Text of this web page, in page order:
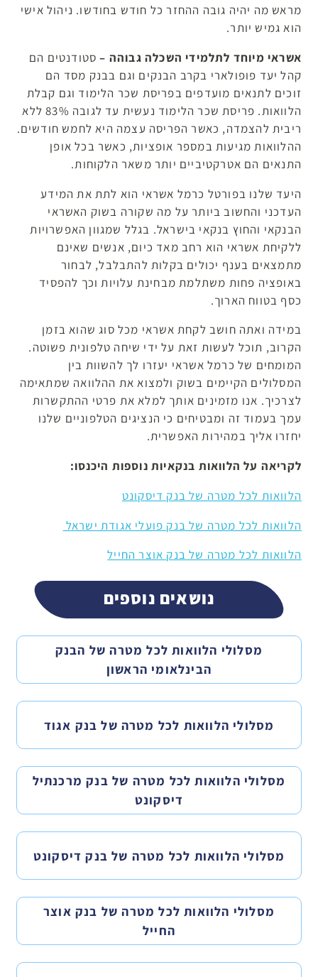
מראש מה יהיה גובה ההחזר כל חודש בחודשו. ניהול אישי
הוא גמיש יותר.
אשראי מיוחד לתלמידי השכלה גבוהה – סטודנטים הם
קהל יעד פופולארי בקרב הבנקים וגם בבנק מסד הם
זוכים לתנאים מועדפים בפריסת שכר הלימוד וגם קבלת
הלוואות. פריסת שכר הלימוד נעשית עד לגובה 83% ללא
ריבית להצמדה, כאשר הפריסה עצמה היא לחמש חודשים.
ההלוואות מגיעות במספר אופציות, כאשר בכל אופן
התנאים הם אטרקטיביים יותר משאר הלקוחות.
היעד שלנו בפורטל כרמל אשראי הוא לתת את המידע
העדכני והחשוב ביותר על מה שקורה בשוק האשראי
הבנקאי והחוץ בנקאי בישראל. בגלל שמגוון האפשרויות
ללקיחת אשראי הוא רחב מאד כיום, אנשים שאינם
מתמצאים בענף יכולים בקלות להתבלבל, לבחור
באופציה פחות משתלמת מבחינת עלויות וכך להפסיד
כסף בטווח הארוך.
במידה ואתה חושב לקחת אשראי מכל סוג שהוא בזמן
הקרוב, תוכל לעשות זאת על ידי שיחה טלפונית פשוטה.
המומחים של כרמל אשראי יעזרו לך להשוות בין
המסלולים הקיימים בשוק ולמצוא את ההלוואה שמתאימה
לצרכיך. אנו מזמינים אותך למלא את פרטי ההתקשרות
עמך בעמוד זה ומבטיחים כי הנציגים הטלפוניים שלנו
יחזרו אליך במהירות האפשרית.
לקריאה על הלוואות בנקאיות נוספות היכנסו:
הלוואות לכל מטרה של בנק דיסקונט
הלוואות לכל מטרה של בנק פועלי אגודת ישראל
הלוואות לכל מטרה של בנק אוצר החייל
נושאים נוספים
מסלולי הלוואות לכל מטרה של הבנק
הבינלאומי הראשון
מסלולי הלוואות לכל מטרה של בנק אגוד
מסלולי הלוואות לכל מטרה של בנק מרכנתיל
דיסקונט
מסלולי הלוואות לכל מטרה של בנק דיסקונט
מסלולי הלוואות לכל מטרה של בנק אוצר
החייל